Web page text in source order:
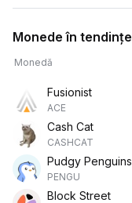
Monede în tendințe
Monedă
Fusionist
ACE
Cash Cat
CASHCAT
Pudgy Penguins
PENGU
Block Street